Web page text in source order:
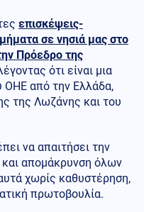
επισκέψεις-
σε νησιά μας στο
Πρόεδρο της
ότι είναι μια
ΟΗΕ από την Ελλάδα,
της Λωζάνης και του
να απαιτήσει την
απομάκρυνση όλων
χωρίς καθυστέρηση,
πρωτοβουλία.